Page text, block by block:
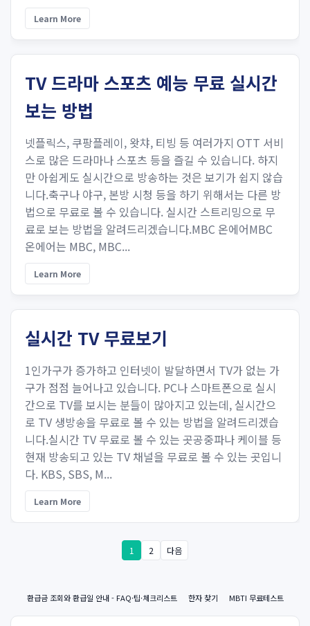
Learn More
TV 드라마 스포츠 예능 무료 실시간
보는 방법
넷플릭스, 쿠팡플레이, 왓챠, 티빙 등 여러가지 OTT 서비
스로 많은 드라마나 스포츠 등을 즐길 수 있습니다. 하지
만 아쉽게도 실시간으로 방송하는 것은 보기가 쉽지 않습
니다.축구나 야구, 본방 시청 등을 하기 위해서는 다른 방
법으로 무료로 볼 수 있습니다. 실시간 스트리밍으로 무
료로 보는 방법을 알려드리겠습니다.MBC 온에어MBC
온에어는 MBC, MBC...
Learn More
실시간 TV 무료보기
1인가구가 증가하고 인터넷이 발달하면서 TV가 없는 가
구가 점점 늘어나고 있습니다. PC나 스마트폰으로 실시
간으로 TV를 보시는 분들이 많아지고 있는데, 실시간으
로 TV 생방송을 무료로 볼 수 있는 방법을 알려드리겠습
니다.실시간 TV 무료로 볼 수 있는 곳공중파나 케이블 등
현재 방송되고 있는 TV 채널을 무료로 볼 수 있는 곳입니
다. KBS, SBS, M...
Learn More
1 2 다음
환급금 조회와 환급일 안내 - FAQ·팁·체크리스트 한자 찾기 MBTI 무료테스트